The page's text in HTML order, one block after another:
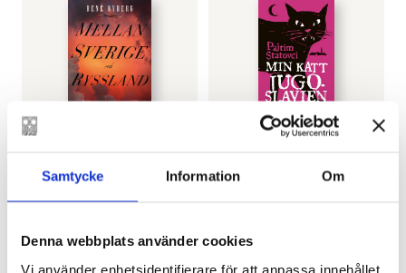
Samtycke Information Om
Denna webbplats använder cookies
Vi använder enhetsidentifierare för att anpassa innehållet
Mellan Sverige och
Ryssland
LÄGG I VARUKORG
Min katt Jugoslavien
LÄGG I VARUKORG